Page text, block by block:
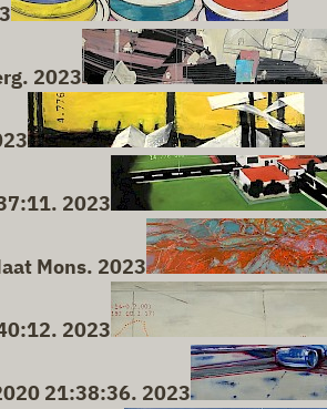
2023
2023
Mons. 2023
2023
21:38:36. 2023